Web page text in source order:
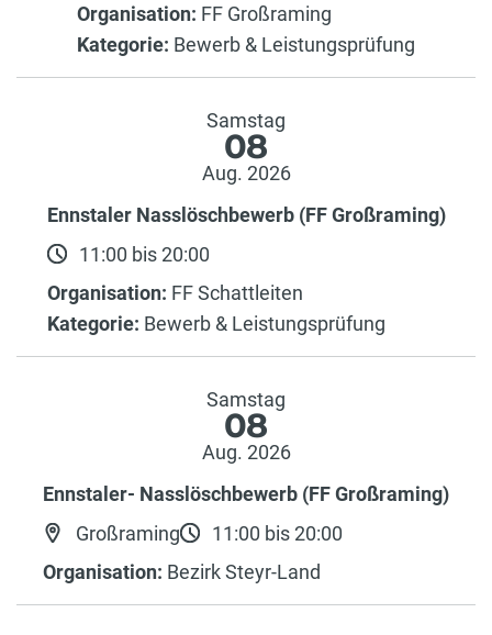
Organisation: FF Großraming
Kategorie: Bewerb & Leistungsprüfung
Samstag
08
Aug. 2026
Ennstaler Nasslöschbewerb (FF Großraming)
11:00 bis 20:00
Organisation: FF Schattleiten
Kategorie: Bewerb & Leistungsprüfung
Samstag
08
Aug. 2026
Ennstaler- Nasslöschbewerb (FF Großraming)
Großraming
11:00 bis 20:00
Organisation: Bezirk Steyr-Land